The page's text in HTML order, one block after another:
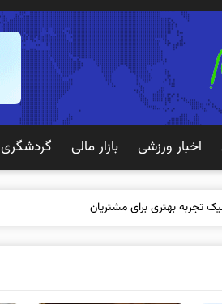
اخبار ورزشی بازار مالی گردشگری
تجربه بهتری برای مشتریان ایجاد می‌کند؟